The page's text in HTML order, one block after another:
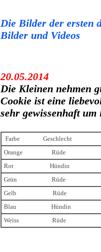
Die Bilder der ersten
Bilder und Videos
20.05.2014
Die Kleinen nehmen
Cookie ist eine
sehr gewissenhaft
Farbe Geschlecht
Orange Rüde
Rot Hündin
Grün Rüde
Gelb Rüde
Blau Hündin
Weiss Rüde